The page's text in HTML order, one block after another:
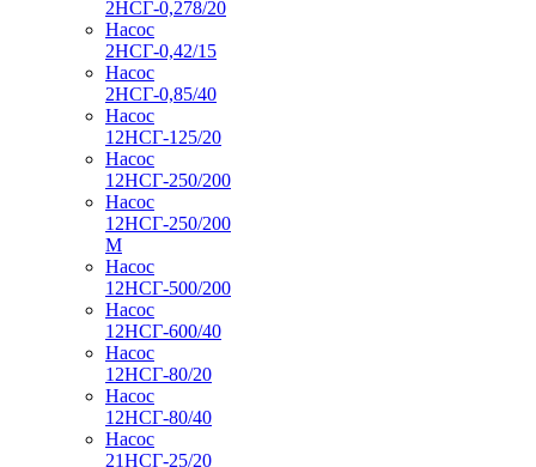
2НСГ-0,278/20
Насос
2НСГ-0,42/15
Насос
2НСГ-0,85/40
Насос
12НСГ-125/20
Насос
12НСГ-250/200
Насос
12НСГ-250/200
М
Насос
12НСГ-500/200
Насос
12НСГ-600/40
Насос
12НСГ-80/20
Насос
12НСГ-80/40
Насос
21НСГ-25/20